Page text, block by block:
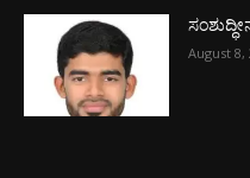
August 8,